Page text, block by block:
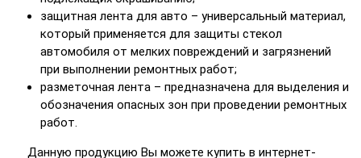
защитная лента для авто – универсальный материал,
который применяется для защиты стекол
автомобиля от мелких повреждений и загрязнений
при выполнении ремонтных работ;
разметочная лента – предназначена для выделения и
обозначения опасных зон при проведении ремонтных
работ.
Данную продукцию Вы можете купить в интернет-